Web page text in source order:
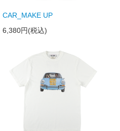
CAR_MAKE UP
6,380円(税込)